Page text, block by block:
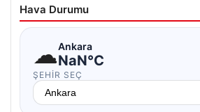
Hava Durumu
☁Ankara
NaN°C
ŞEHIR SEÇ